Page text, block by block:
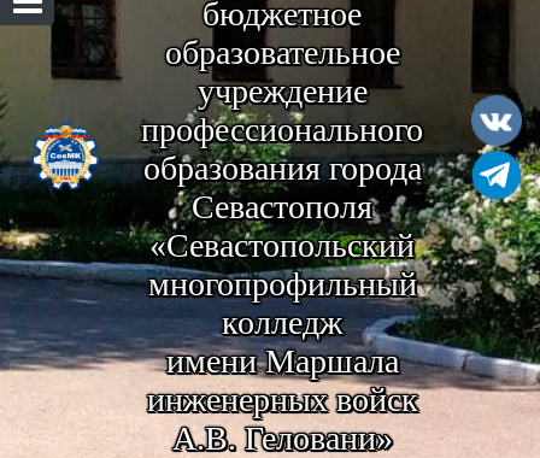
бюджетное
образовательное
учреждение
профессионального
образования города
Севастополя
«Севастопольский
многопрофильный
колледж
имени Маршала
инженерных войск
А.В. Геловани»